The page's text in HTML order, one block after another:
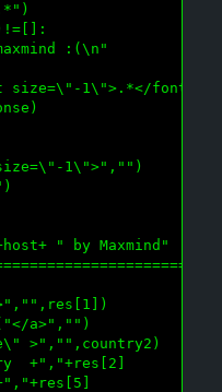
:(\n"
size=\"-1\">.*</font>")
1\">","")
" by Maxmind"
a>","")
>","",country2)
+","+res[2]